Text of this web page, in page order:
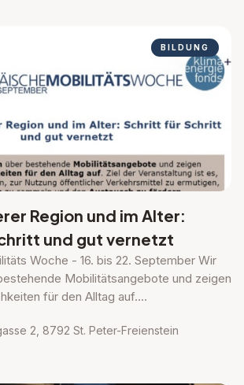
BILDUNG
Region und im Alter:
und gut vernetzt
Woche - 16. bis 22. September Wir
Mobilitätsangebote und zeigen
für den Alltag auf.…
2, 8792 St. Peter-Freienstein